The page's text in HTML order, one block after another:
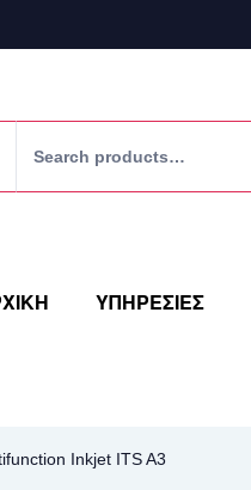
ΥΠΗΡΕΣΙΕΣ
Inkjet ITS A3